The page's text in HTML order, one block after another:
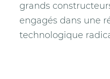
grands
engagés dans une
technologique